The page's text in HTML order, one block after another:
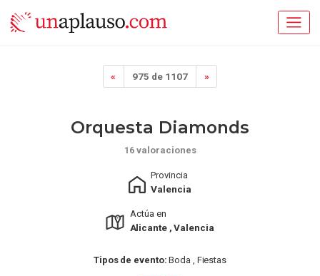
« 975 de 1107 »
Orquesta Diamonds
16 valoraciones
Provincia
Valencia
Actúa en
Alicante , Valencia
Tipos de evento: Boda , Fiestas